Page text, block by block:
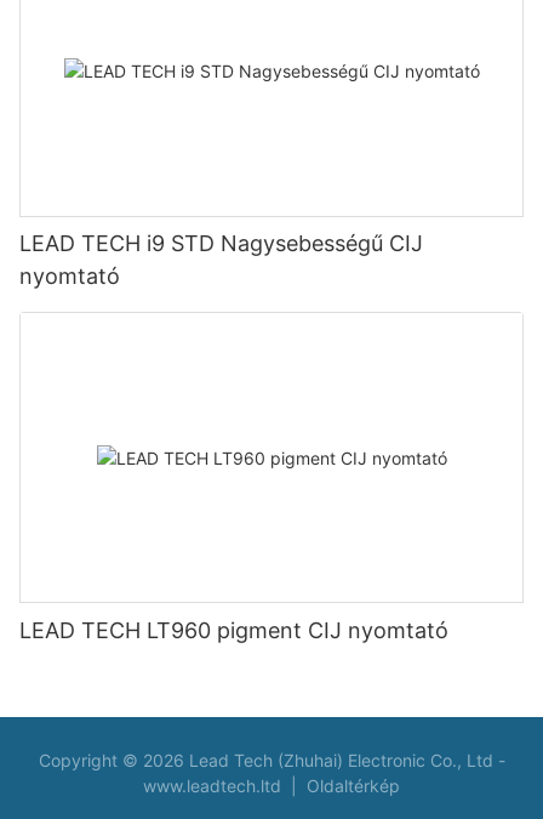
LEAD TECH i9 STD Nagysebességű CIJ
nyomtató
LEAD TECH LT960 pigment CIJ nyomtató
Copyright © 2026 Lead Tech (Zhuhai) Electronic Co., Ltd -
www.leadtech.ltd
Oldaltérkép